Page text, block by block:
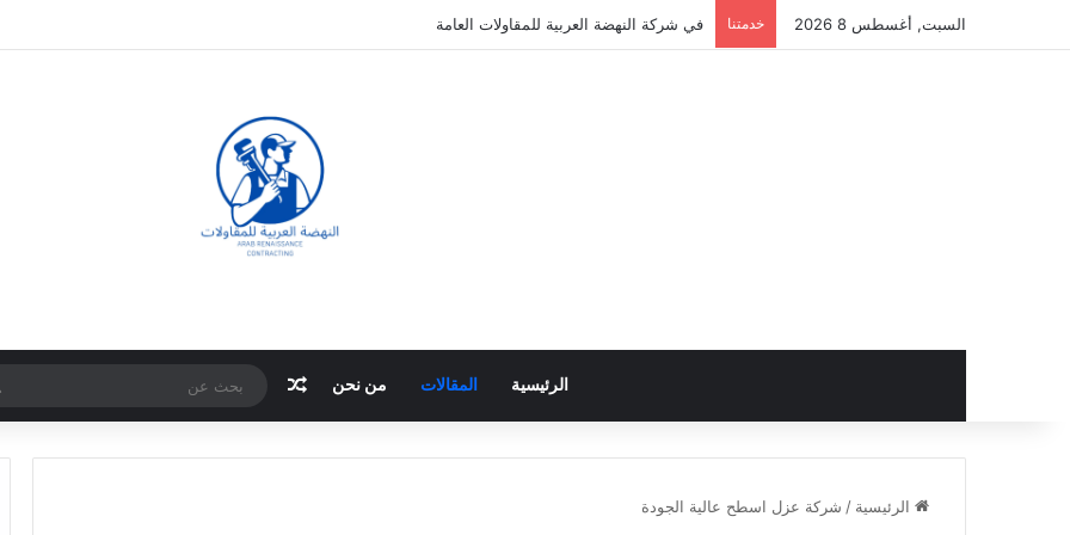
السبت, أغسطس 8 2026 خدمتنا في شركة النهضة العربية للمقاولات العامة
الرئيسية المقالات من نحن مقال عشوائي
الرئيسية / شركة عزل اسطح عالية الجودة